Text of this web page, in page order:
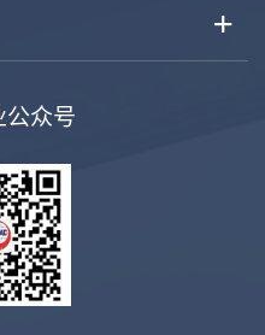
公众号